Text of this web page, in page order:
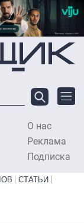
О нас
Реклама
Подписка
СТАТЬИ